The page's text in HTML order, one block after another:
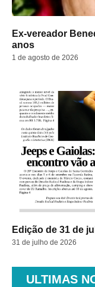
Ex-vereador
anos
1 de agosto de 2026
Edição de 31 de
31 de julho de 2026
ULTIMAS